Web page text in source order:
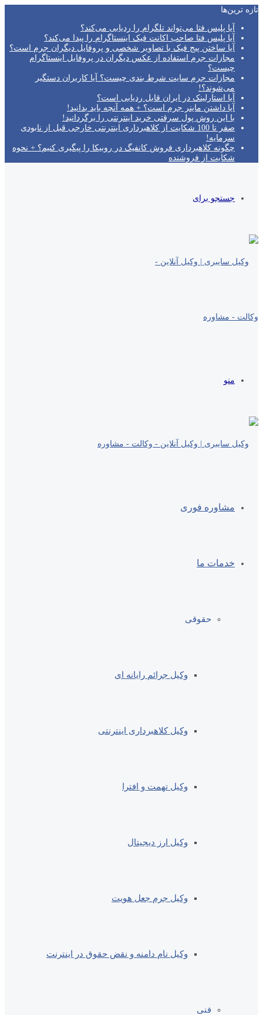
تازه‌ ترین‌ها
آیا پلیس فتا می‌تواند تلگرام را ردیابی می‌کند؟
آیا پلیس فتا صاحب اکانت فیک اینستاگرام را پیدا می‌کند؟
آیا ساختن پیج فیک با تصاویر شخصی و پروفایل دیگران جرم است؟
مجازات جرم استفاده از عکس دیگران در پروفایل اینستاگرام
چیست؟
مجازات جرم سایت شرط بندی چیست؟ آیا کاربران دستگیر
می‌شوند؟!
آیا استارلینک در ایران قابل ردیابی است؟
آیا داشتن ماینر جرم است؟ + همه آنچه باید بدانید!
با این روش پول سرقتی خرید اینترنتی را برگردانید!
صفر تا 100 شکایت از کلاهبرداری اینترنتی خارجی قبل از نابودی
سرمایه!
چگونه کلاهبرداری فروش کانفیگ در روبیکا را پیگیری کنیم؟ + نحوه
شکایت از فروشنده
جستجو برای
منو
مشاوره فوری
خدمات ما
حقوقی
وکیل جرائم رایانه ای
وکیل کلاهبرداری اینترنتی
وکیل تهمت و افترا
وکیل ارز دیجیتال
وکیل جرم جعل هویت
وکیل نام دامنه و نقض حقوق در اینترنت
فنی